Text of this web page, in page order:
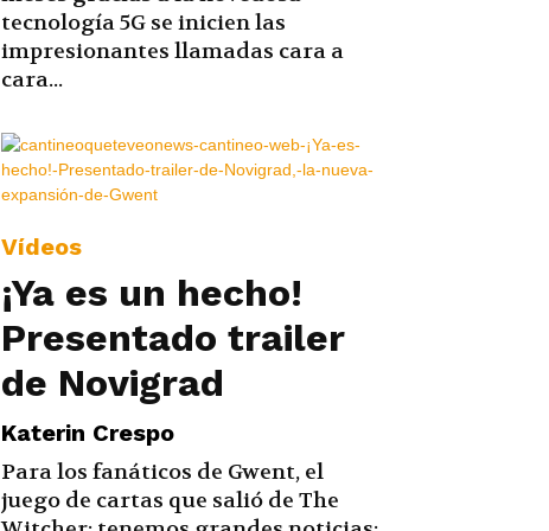
tecnología 5G se inicien las
impresionantes llamadas cara a
cara...
Vídeos
¡Ya es un hecho!
Presentado trailer
de Novigrad
Katerin Crespo
Para los fanáticos de Gwent, el
juego de cartas que salió de The